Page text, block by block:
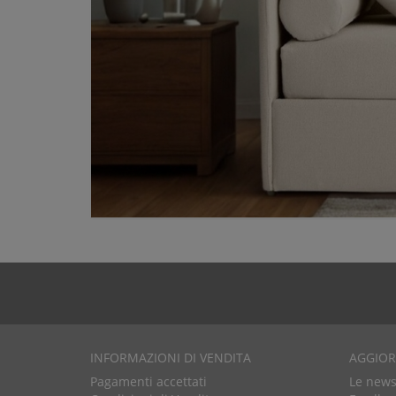
INFORMAZIONI DI VENDITA
Pagamenti accettati
Le